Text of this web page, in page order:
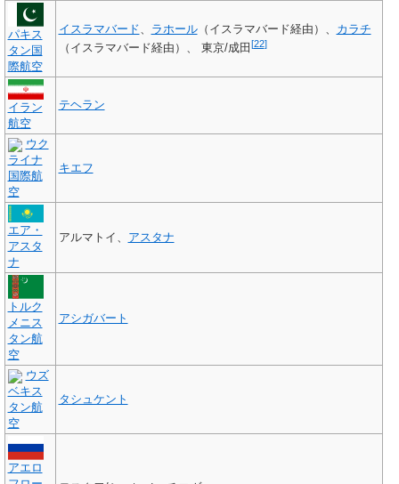
パキス
タン国
際航空
イスラマバード、 ラホール（イスラマバード経由）、
カラチ
（イスラマバード経由）、 東京/成田 [22]
イラン
航空
テヘラン
ウク
ライナ
国際航
空
キエフ
エア・
アスタ
ナ
アルマトイ、 アスタナ
トルク
メニス
タン航
空
アシガバート
ウズ
ベキス
タン航
空
タシュケント
アエロ